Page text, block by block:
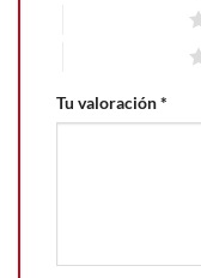
Tu valoración*